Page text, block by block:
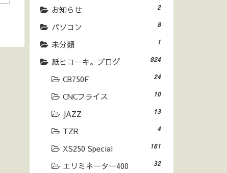
お知らせ 2
パソコン 8
未分類 1
紙ヒコーキ。ブログ 824
CB750F 24
CNCフライス 10
JAZZ 13
TZR 4
XS250 Special 161
エリミネーター400 32